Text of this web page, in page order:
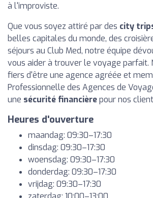
à l'improviste.
Que vous soyez attiré par des city
belles capitales du monde, des
séjours au Club Med, notre équipe
vous aider à trouver le voyage parfait.
fiers d'être une agence agréée et
Professionnelle des Agences de
une sécurité financièrepour nos
Heures d'ouverture
maandag: 09:30–17:30
dinsdag: 09:30–17:30
woensdag: 09:30–17:30
donderdag: 09:30–17:30
vrijdag: 09:30–17:30